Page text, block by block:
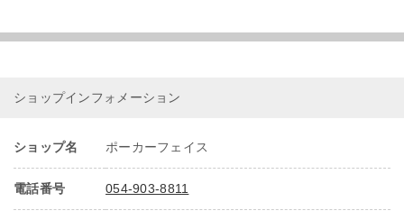
ショップインフォメーション
ショップ名 ポーカーフェイス
電話番号 054-903-8811